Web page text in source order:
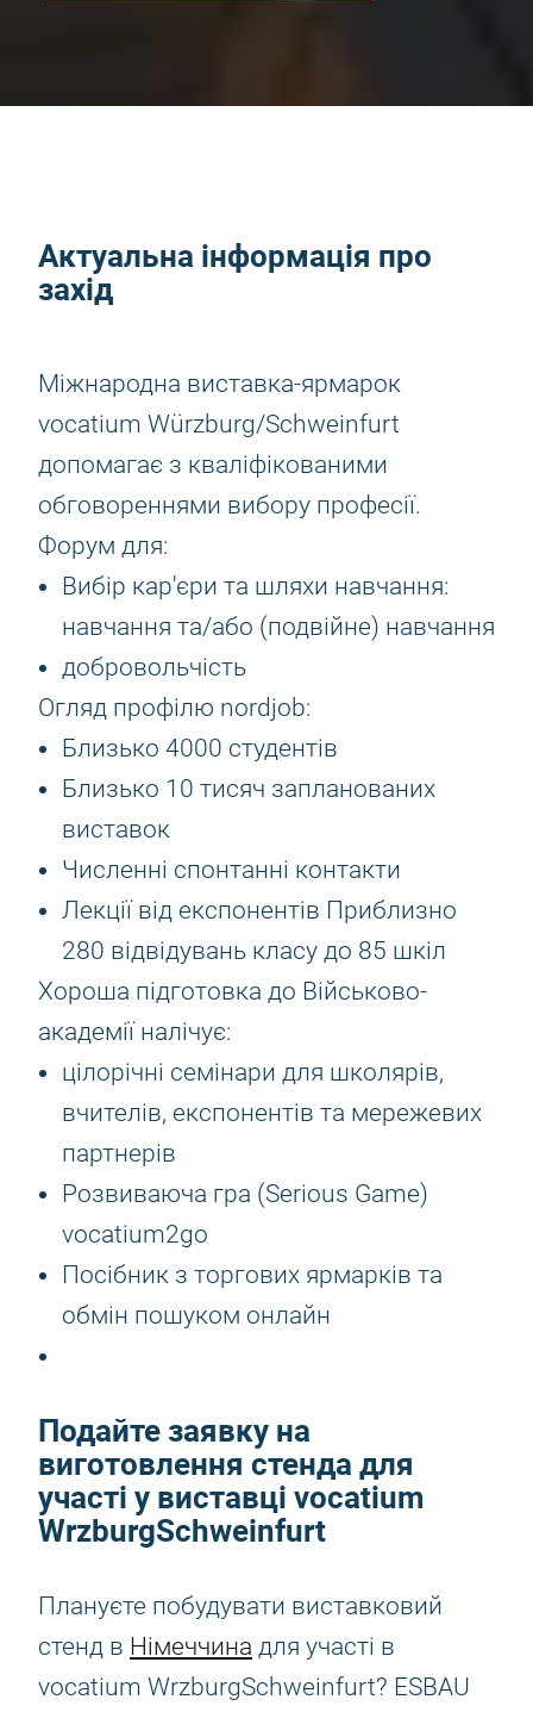
Актуальна інформація про
захід
Міжнародна виставка-ярмарок
vocatium Würzburg/Schweinfurt
допомагає з кваліфікованими
обговореннями вибору професії.
Форум для:
Вибір кар'єри та шляхи навчання:
навчання та/або (подвійне) навчання
добровольчість
Огляд профілю nordjob:
Близько 4000 студентів
Близько 10 тисяч запланованих
виставок
Численні спонтанні контакти
Лекції від експонентів Приблизно
280 відвідувань класу до 85 шкіл
Хороша підготовка до Військово-
академії налічує:
цілорічні семінари для школярів,
вчителів, експонентів та мережевих
партнерів
Розвиваюча гра (Serious Game)
vocatium2go
Посібник з торгових ярмарків та
обмін пошуком онлайн
Подайте заявку на
виготовлення стенда для
участі у виставці vocatium
WrzburgSchweinfurt
Плануєте побудувати виставковий
стенд в Німеччина для участі в
vocatium WrzburgSchweinfurt? ESBAU